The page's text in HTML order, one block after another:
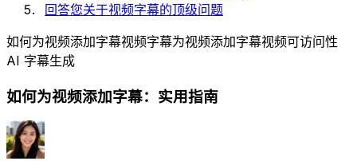
回答您关于视频字幕的顶级问题
如何为视频添加字幕视频字幕为视频添加字幕视频可访问性
AI 字幕生成
如何为视频添加字幕：实用指南